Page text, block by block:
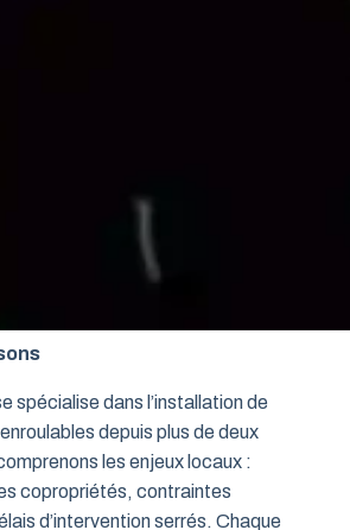
spécialise dans l’installation de
depuis plus de deux
les enjeux locaux :
copropriétés, contraintes
d’intervention serrés. Chaque